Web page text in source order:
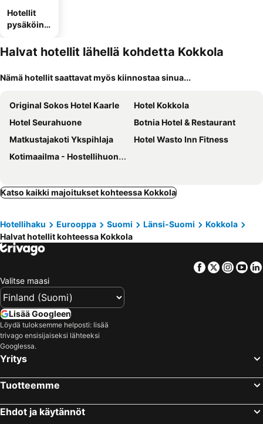
Hotellit
pysäköinni
Halvat hotellit lähellä kohdetta Kokkola
Nämä hotellit saattavat myös kiinnostaa sinua...
Original Sokos Hotel Kaarle
Hotel Kokkola
Hotel Seurahuone
Botnia Hotel & Restaurant
Matkustajakoti Ykspihlaja
Hotel Wasto Inn Fitness
Kotimaailma - Hostellihuone 7
Katso kaikki majoitukset kohteessa Kokkola
Hotellihaku Eurooppa Suomi Länsi-Suomi
Kokkola
Halvat hotellit kohteessa Kokkola
Facebook
Twitter
Valitse maasi
Lisää Googleen
Löydä tuloksemme helposti: lisää
trivago ensisijaiseksi lähteeksi
Googlessa.
Yritys
Tuotteemme
Ehdot ja käytännöt